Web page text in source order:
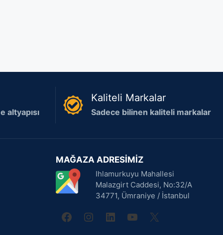
altyapısı
Kaliteli Markalar
Sadece bilinen kaliteli markalar
MAĞAZA ADRESİMİZ
Ihlamurkuyu Mahallesi
Malazgirt Caddesi, No:32/A
34771, Ümraniye / İstanbul
facebook
instagram
linkedinyoutube
X